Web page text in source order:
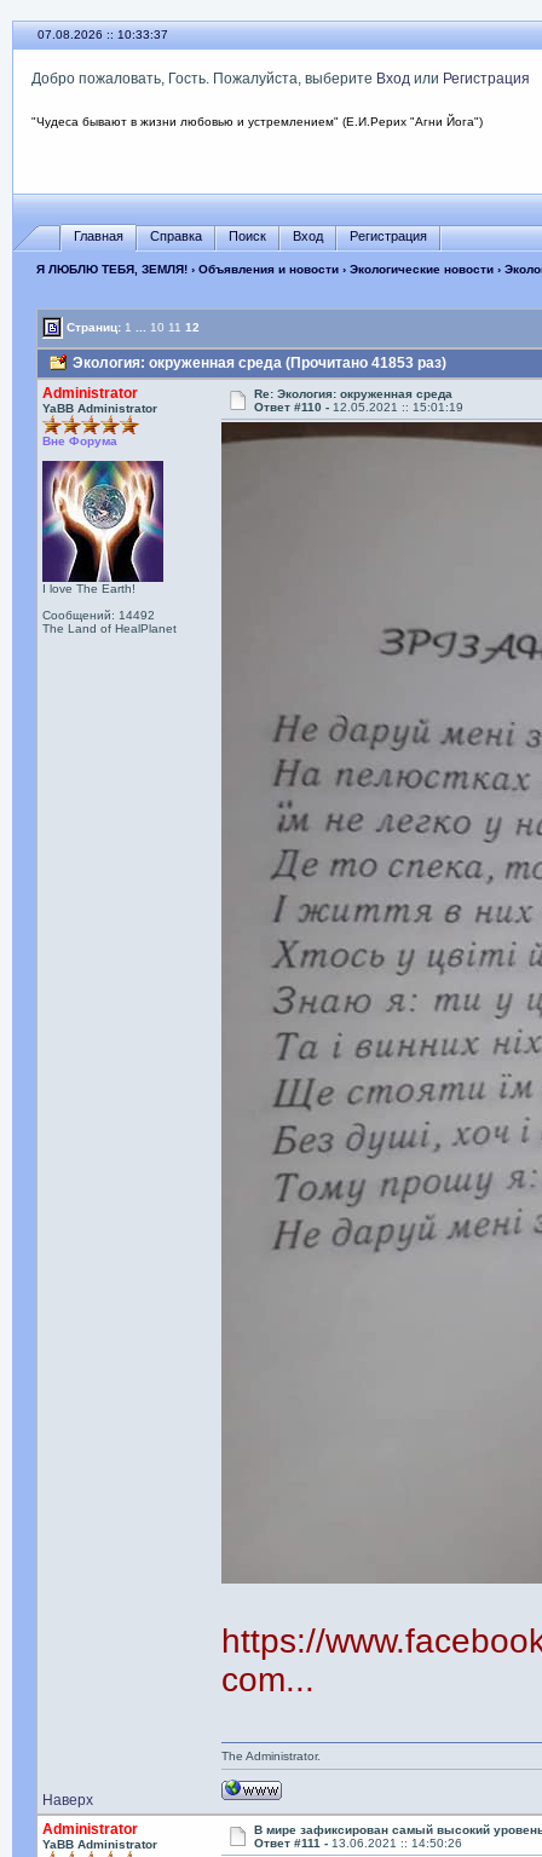
07.08.2026 :: 10:33:38
Добро пожаловать, Гость. Пожалуйста, выберите Входили Регистрация
"Чудеса бывают в жизни любовью и устремлением" (Е.И.Рерих "Агни Йога")
Главная Справка Поиск Вход Регистрация
Я ЛЮБЛЮ ТЕБЯ, ЗЕМЛЯ!› Объявления и новости› Экологические новости›
Страниц: 1 10 11 12
Экология: окруженная среда (Прочитано 41853 раз)
Administrator
YaBB Administrator
Вне Форума
I love The Earth!
Сообщений: 14492
The Land of HealPlanet
Re: Экология: окруженная среда
Ответ #110 - 12.05.2021 :: 15:01:19
https://
com...
Наверх
The Administrator.
Administrator
YaBB Administrator
В мире зафиксирован самый высокий
Ответ #111 - 13.06.2021 :: 14:50:26